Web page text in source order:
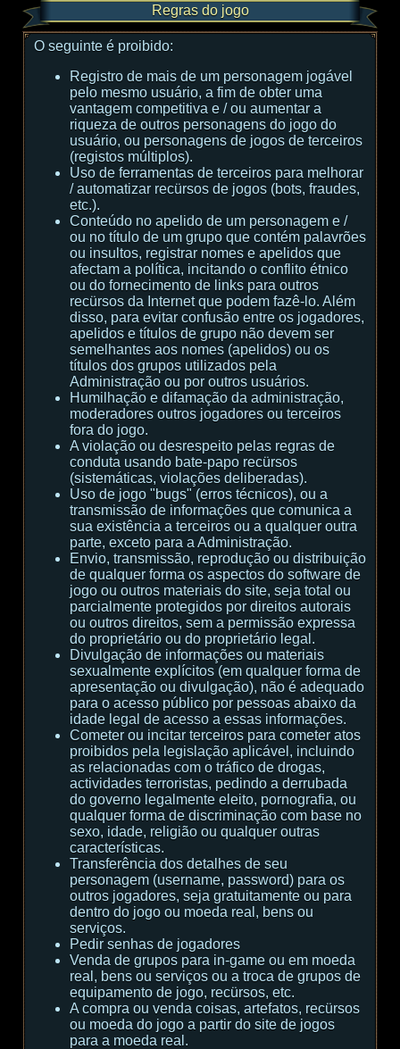
Regras do jogo
O seguinte é proibido:
Registro de mais de um personagem jogável
pelo mesmo usuário, a fim de obter uma
vantagem competitiva e / ou aumentar a
riqueza de outros personagens do jogo do
usuário, ou personagens de jogos de terceiros
(registos múltiplos).
Uso de ferramentas de terceiros para melhorar
/ automatizar recürsos de jogos (bots, fraudes,
etc.).
Conteúdo no apelido de um personagem e /
ou no título de um grupo que contém palavrões
ou insultos, registrar nomes e apelidos que
afectam a política, incitando o conflito étnico
ou do fornecimento de links para outros
recürsos da Internet que podem fazê-lo. Além
disso, para evitar confusão entre os jogadores,
apelidos e títulos de grupo não devem ser
semelhantes aos nomes (apelidos) ou os
títulos dos grupos utilizados pela
Administração ou por outros usuários.
Humilhação e difamação da administração,
moderadores outros jogadores ou terceiros
fora do jogo.
A violação ou desrespeito pelas regras de
conduta usando bate-papo recürsos
(sistemáticas, violações deliberadas).
Uso de jogo "bugs" (erros técnicos), ou a
transmissão de informações que comunica a
sua existência a terceiros ou a qualquer outra
parte, exceto para a Administração.
Envio, transmissão, reprodução ou distribuição
de qualquer forma os aspectos do software de
jogo ou outros materiais do site, seja total ou
parcialmente protegidos por direitos autorais
ou outros direitos, sem a permissão expressa
do proprietário ou do proprietário legal.
Divulgação de informações ou materiais
sexualmente explícitos (em qualquer forma de
apresentação ou divulgação), não é adequado
para o acesso público por pessoas abaixo da
idade legal de acesso a essas informações.
Cometer ou incitar terceiros para cometer atos
proibidos pela legislação aplicável, incluindo
as relacionadas com o tráfico de drogas,
actividades terroristas, pedindo a derrubada
do governo legalmente eleito, pornografia, ou
qualquer forma de discriminação com base no
sexo, idade, religião ou qualquer outras
características.
Transferência dos detalhes de seu
personagem (username, password) para os
outros jogadores, seja gratuitamente ou para
dentro do jogo ou moeda real, bens ou
serviços.
Pedir senhas de jogadores
Venda de grupos para in-game ou em moeda
real, bens ou serviços ou a troca de grupos de
equipamento de jogo, recürsos, etc.
A compra ou venda coisas, artefatos, recürsos
ou moeda do jogo a partir do site de jogos
para a moeda real.